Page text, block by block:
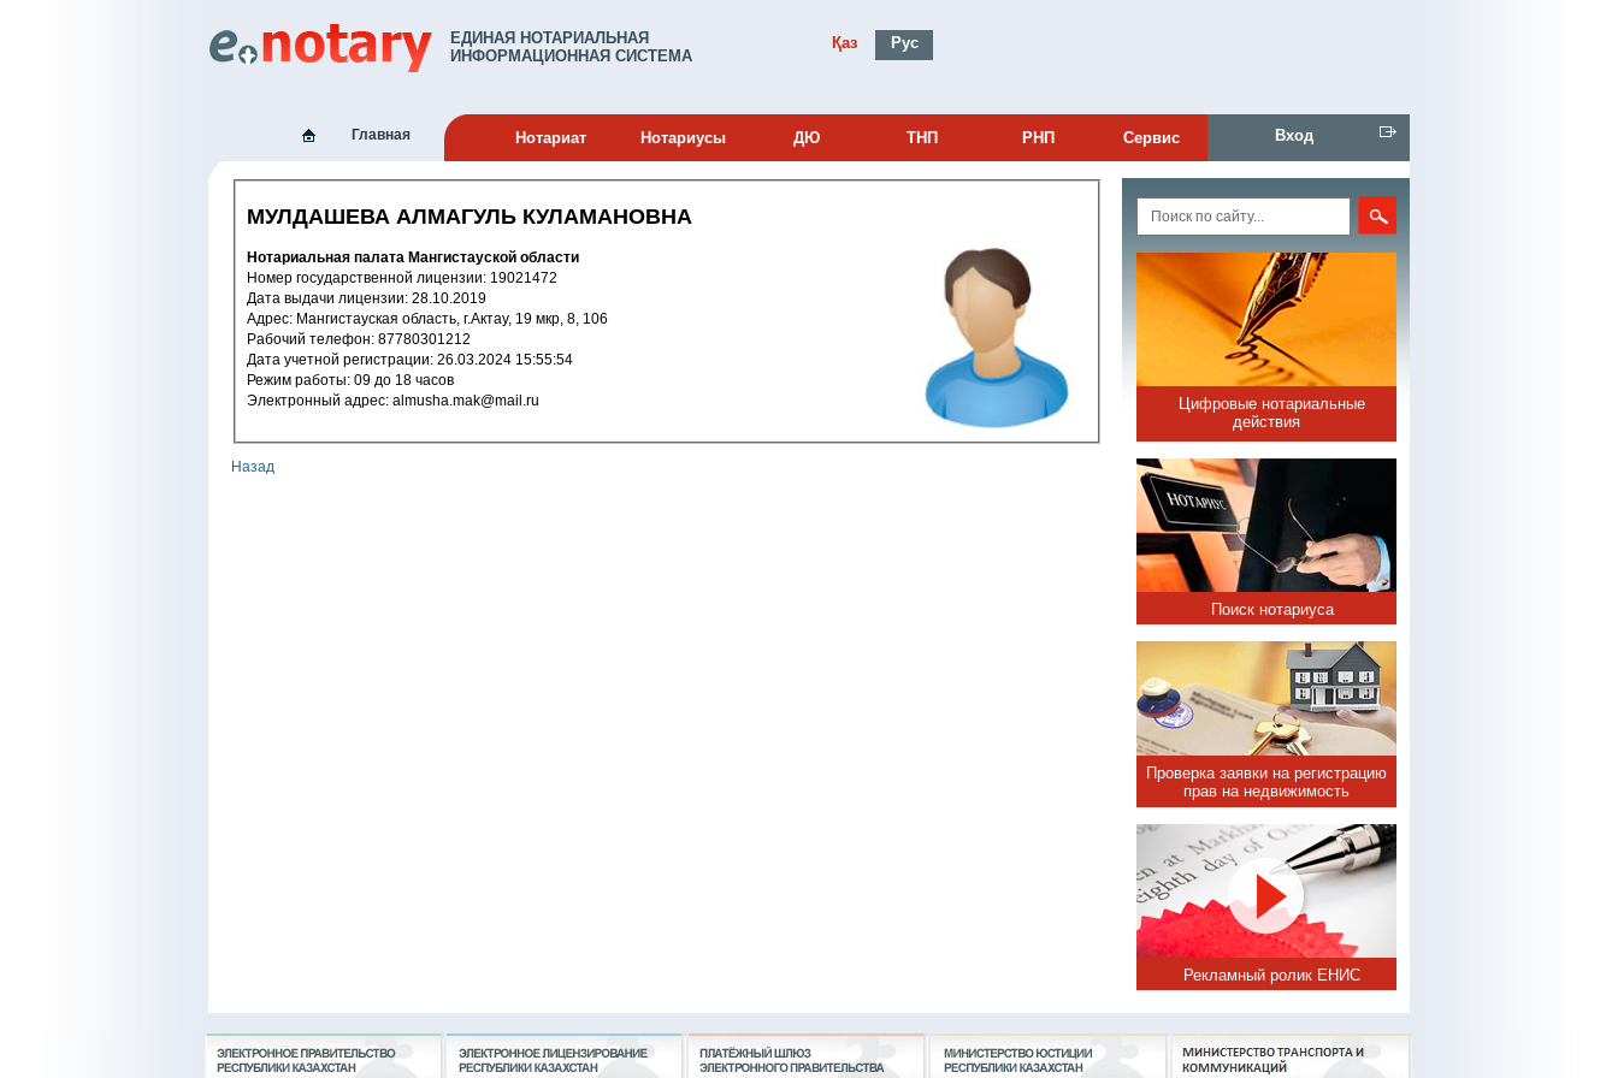
ЕДИНАЯ НОТАРИАЛЬНАЯ
ИНФОРМАЦИОННАЯ СИСТЕМА
Қаз Рус
Главная Нотариат Нотариусы ДЮ ТНП РНП Сервис Вход
МУЛДАШЕВА АЛМАГУЛЬ КУЛАМАНОВНА
Нотариальная палата Мангистауской области
Номер государственной лицензии: 19021472
Дата выдачи лицензии: 28.10.2019
Адрес: Мангистауская область, г.Актау, 19 мкр, 8, 106
Рабочий телефон: 87780301212
Дата учетной регистрации: 26.03.2024 15:55:54
Режим работы: 09 до 18 часов
Электронный адрес: almusha.mak@mail.ru
Назад
Цифровые нотариальные
действия
Поиск нотариуса
Проверка заявки на регистрацию
прав на недвижимость
Рекламный ролик ЕНИС